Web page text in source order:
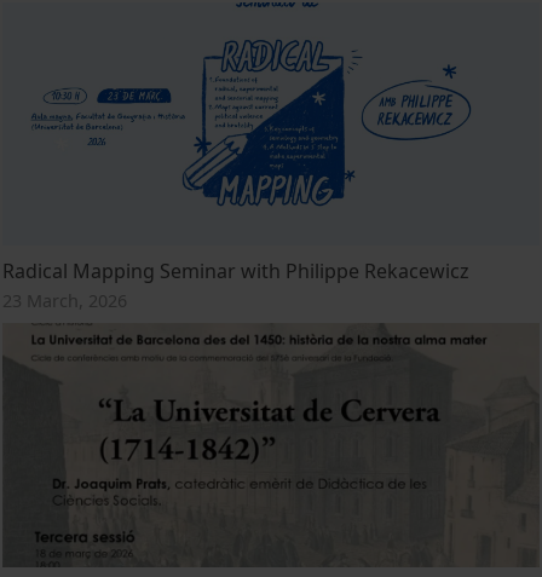
Radical Mapping Seminar with Philippe Rekacewicz
23 March, 2026